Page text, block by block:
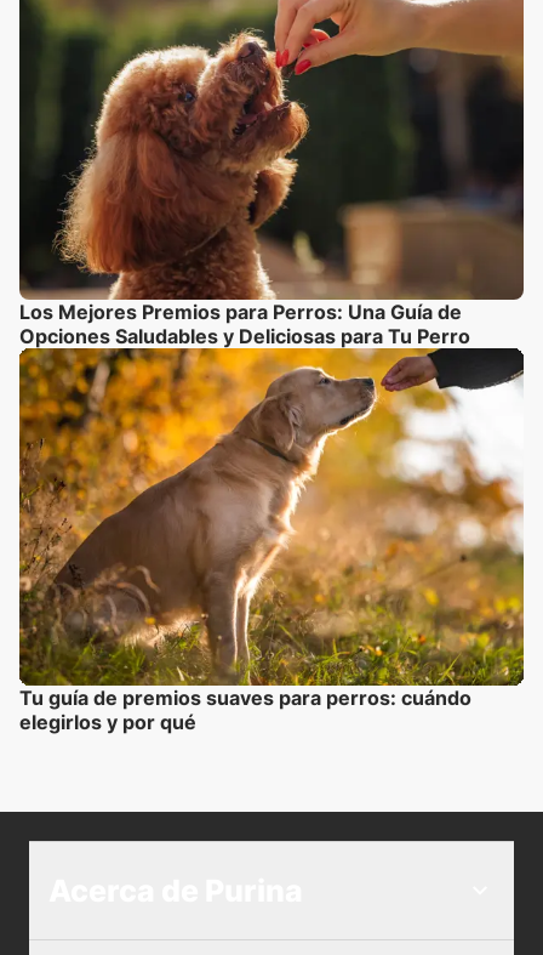
Los Mejores Premios para Perros: Una Guía de
Opciones Saludables y Deliciosas para Tu Perro
Tu guía de premios suaves para perros: cuándo
elegirlos y por qué